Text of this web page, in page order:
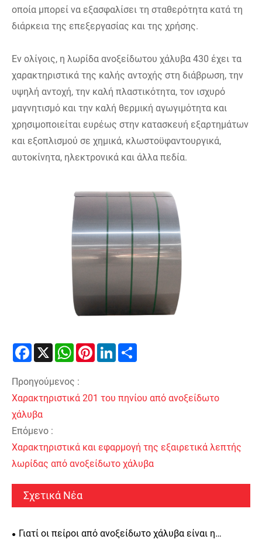
οποία μπορεί να εξασφαλίσει τη σταθερότητα κατά τη
διάρκεια της επεξεργασίας και της χρήσης.
Εν ολίγοις, η λωρίδα ανοξείδωτου χάλυβα 430 έχει τα
χαρακτηριστικά της καλής αντοχής στη διάβρωση, την
υψηλή αντοχή, την καλή πλαστικότητα, τον ισχυρό
μαγνητισμό και την καλή θερμική αγωγιμότητα και
χρησιμοποιείται ευρέως στην κατασκευή εξαρτημάτων
και εξοπλισμού σε χημικά, κλωστοϋφαντουργικά,
αυτοκίνητα, ηλεκτρονικά και άλλα πεδία.
Facebook
X WhatsAppPinterestLinkedIn
Προηγούμενος :
Χαρακτηριστικά 201 του πηνίου από ανοξείδωτο
χάλυβα
Επόμενο :
Χαρακτηριστικά και εφαρμογή της εξαιρετικά λεπτής
λωρίδας από ανοξείδωτο χάλυβα
Σχετικά Νέα
Γιατί οι πείροι από ανοξείδωτο χάλυβα είναι η